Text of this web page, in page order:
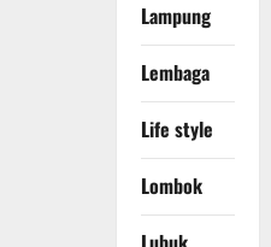
Lampung
Lembaga
Life style
Lombok